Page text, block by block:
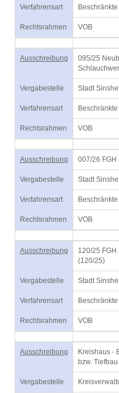
Verfahrensart
Rechtsrahmen VOB
Ausschreibung
095/25
Vergabestelle Stadt
Verfahrensart
Rechtsrahmen VOB
Ausschreibung 007/26 FGH
Vergabestelle Stadt
Verfahrensart
Rechtsrahmen VOB
Ausschreibung
120/25 FGH
(120/25)
Vergabestelle Stadt
Verfahrensart
Rechtsrahmen VOB
Ausschreibung
Kreishaus -
bzw.
Vergabestelle